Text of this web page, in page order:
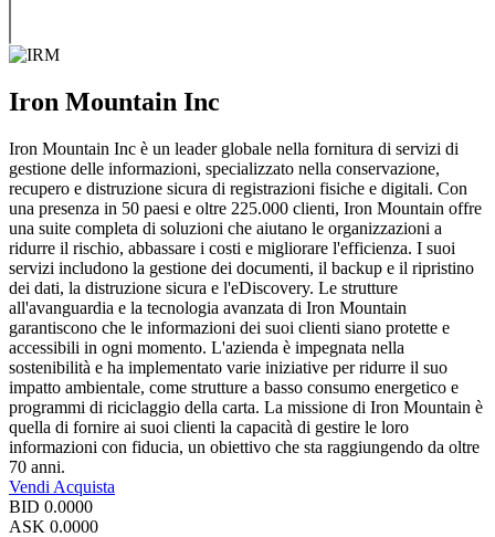
Iron Mountain Inc
Iron Mountain Inc è un leader globale nella fornitura di servizi di
gestione delle informazioni, specializzato nella conservazione,
recupero e distruzione sicura di registrazioni fisiche e digitali. Con
una presenza in 50 paesi e oltre 225.000 clienti, Iron Mountain offre
una suite completa di soluzioni che aiutano le organizzazioni a
ridurre il rischio, abbassare i costi e migliorare l'efficienza. I suoi
servizi includono la gestione dei documenti, il backup e il ripristino
dei dati, la distruzione sicura e l'eDiscovery. Le strutture
all'avanguardia e la tecnologia avanzata di Iron Mountain
garantiscono che le informazioni dei suoi clienti siano protette e
accessibili in ogni momento. L'azienda è impegnata nella
sostenibilità e ha implementato varie iniziative per ridurre il suo
impatto ambientale, come strutture a basso consumo energetico e
programmi di riciclaggio della carta. La missione di Iron Mountain è
quella di fornire ai suoi clienti la capacità di gestire le loro
informazioni con fiducia, un obiettivo che sta raggiungendo da oltre
70 anni.
Vendi Acquista
BID 0.0000
ASK 0.0000